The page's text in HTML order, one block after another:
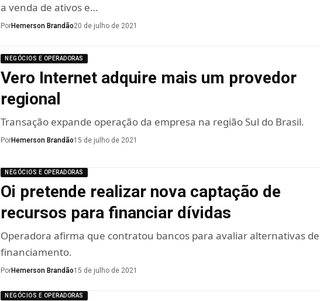
a venda de ativos e…
PorHemerson Brandão20 de julho de 2021
NEGÓCIOS E OPERADORAS
Vero Internet adquire mais um provedor
regional
Transação expande operação da empresa na região Sul do Brasil.
PorHemerson Brandão15 de julho de 2021
NEGÓCIOS E OPERADORAS
Oi pretende realizar nova captação de
recursos para financiar dívidas
Operadora afirma que contratou bancos para avaliar alternativas de
financiamento.
PorHemerson Brandão15 de julho de 2021
NEGÓCIOS E OPERADORAS